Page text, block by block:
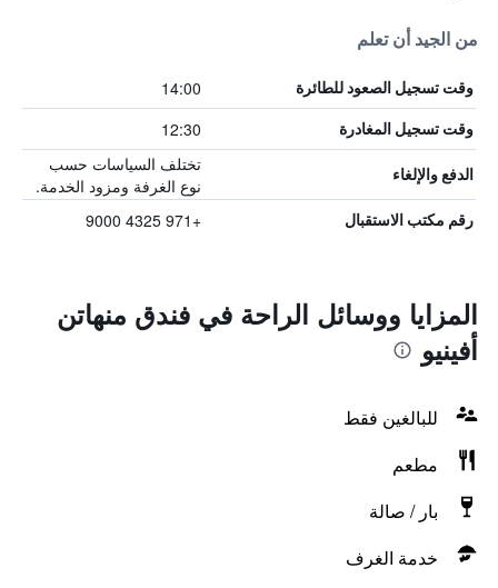
من الجيد أن تعلم
وقت تسجيل الصعود للطائرة 14:00
وقت تسجيل المغادرة 12:30
الدفع والإلغاء
تختلف السياسات حسب
نوع الغرفة ومزود الخدمة.
رقم مكتب الاستقبال +971 4325 9000
المزايا ووسائل الراحة في فندق منهاتن
أفينيو
للبالغين فقط
مطعم
بار / صالة
خدمة الغرف